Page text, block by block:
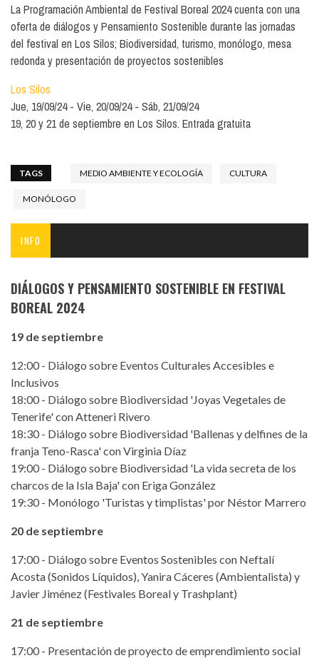
La Programación Ambiental de Festival Boreal 2024 cuenta con una
oferta de diálogos y Pensamiento Sostenible durante las jornadas
del festival en Los Silos; Biodiversidad, turismo, monólogo, mesa
redonda y presentación de proyectos sostenibles
Los Silos
Jue, 19/09/24
Vie, 20/09/24
Sáb, 21/09/24
19, 20 y 21 de septiembre en Los Silos. Entrada gratuita
TAGS MEDIO AMBIENTE Y ECOLOGÍA CULTURA
MONÓLOGO
INFO
DIÁLOGOS Y PENSAMIENTO SOSTENIBLE EN FESTIVAL
BOREAL 2024
19 de septiembre
12:00 - Diálogo sobre Eventos Culturales Accesibles e
Inclusivos
18:00 - Diálogo sobre Biodiversidad 'Joyas Vegetales de
Tenerife' con Atteneri Rivero
18:30 - Diálogo sobre Biodiversidad 'Ballenas y delfines de la
franja Teno-Rasca' con Virginia Díaz
19:00 - Diálogo sobre Biodiversidad 'La vida secreta de los
charcos de la Isla Baja' con Eriga González
19:30 - Monólogo 'Turistas y timplistas' por Néstor Marrero
20 de septiembre
17:00 - Diálogo sobre Eventos Sostenibles con Neftalí
Acosta (Sonidos Líquidos), Yanira Cáceres (Ambientalista) y
Javier Jiménez (Festivales Boreal y Trashplant)
21 de septiembre
17:00 - Presentación de proyecto de emprendimiento social